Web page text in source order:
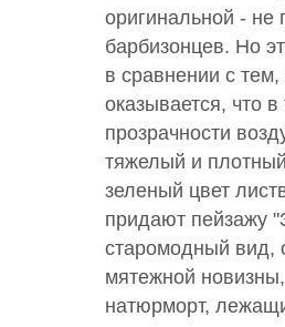
оригинальной - не
барбизонцев. Но
в сравнении с тем,
оказывается, что
прозрачности
тяжелый и
зеленый цвет
придают пейзажу
старомодный вид,
мятежной
натюрморт,